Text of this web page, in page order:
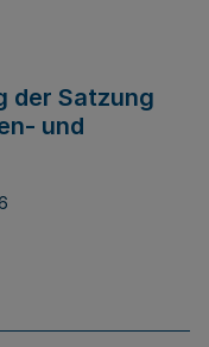
der Satzung
und